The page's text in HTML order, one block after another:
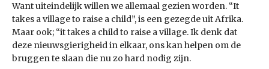
Want uiteindelijk willen we allemaal gezien worden. “It
takes a village to raise a child”, is een gezegde uit Afrika.
Maar ook; “it takes a child to raise a village. Ik denk dat
deze nieuwsgierigheid in elkaar, ons kan helpen om de
bruggen te slaan die nu zo hard nodig zijn.